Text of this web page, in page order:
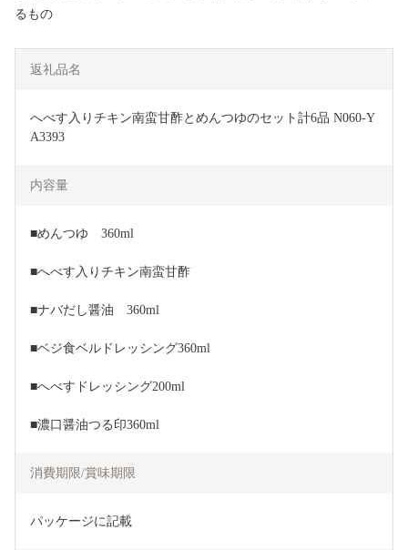
るもの
返礼品名
へべす入りチキン南蛮甘酢とめんつゆのセット計6品 N060-Y
A3393
内容量
■めんつゆ　360ml
■へべす入りチキン南蛮甘酢
■ナバだし醤油　360ml
■ベジ食ベルドレッシング360ml
■へべすドレッシング200ml
■濃口醤油つる印360ml
消費期限/賞味期限
パッケージに記載